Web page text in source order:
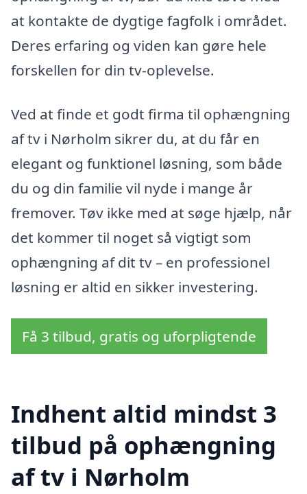
at kontakte de dygtige fagfolk i området.
Deres erfaring og viden kan gøre hele
forskellen for din tv-oplevelse.
Ved at finde et godt firma til ophængning
af tv i Nørholm sikrer du, at du får en
elegant og funktionel løsning, som både
du og din familie vil nyde i mange år
fremover. Tøv ikke med at søge hjælp, når
det kommer til noget så vigtigt som
ophængning af dit tv – en professionel
løsning er altid en sikker investering.
Få 3 tilbud, gratis og uforpligtende
Indhent altid mindst 3
tilbud på ophængning
af tv i Nørholm